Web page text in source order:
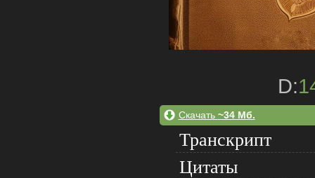
D:
Скачать ~34 Мб.
Транскрипт
Цитаты